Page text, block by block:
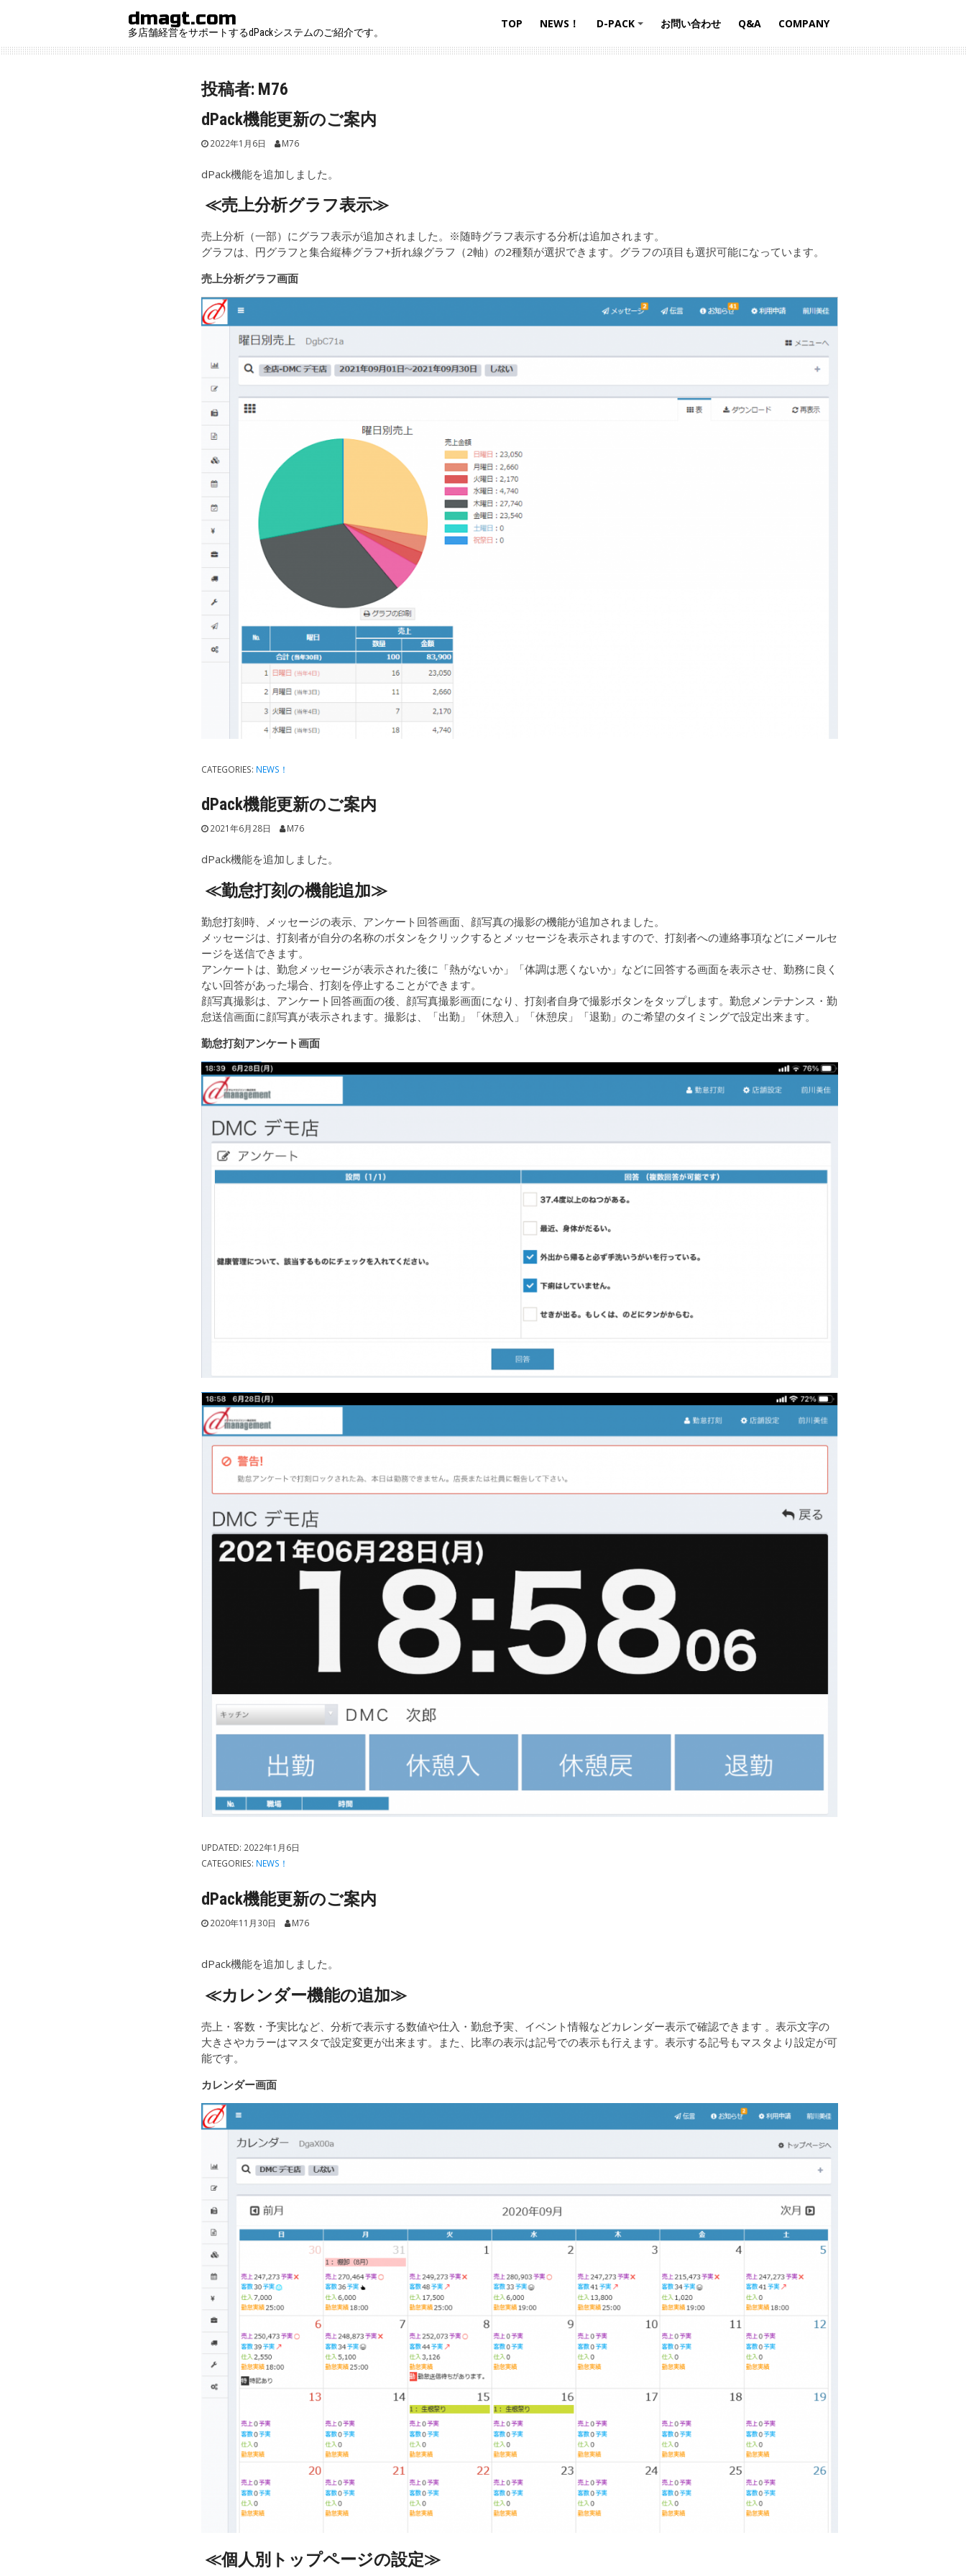
dmagt.com
多店舗経営をサポートするdPackシステムのご紹介です。
TOP
NEWS！
D-PACK お問い合わせ Q&A COMPANY
投稿者: M76
dPack機能更新のご案内
2022年1月6日 M76
dPack機能を追加しました。
≪売上分析グラフ表示≫
売上分析（一部）にグラフ表示が追加されました。※随時グラフ表示する分析は追加されます。
グラフは、円グラフと集合縦棒グラフ+折れ線グラフ（2軸）の2種類が選択できます。グラフの項目も選択可能になっています。
売上分析グラフ画面
CATEGORIES: NEWS！
dPack機能更新のご案内
2021年6月28日 M76
dPack機能を追加しました。
≪勤怠打刻の機能追加≫
勤怠打刻時、メッセージの表示、アンケート回答画面、顔写真の撮影の機能が追加されました。
メッセージは、打刻者が自分の名称のボタンをクリックするとメッセージを表示されますので、打刻者への連絡事項などにメールセ
ージを送信できます。
アンケートは、勤怠メッセージが表示された後に「熱がないか」「体調は悪くないか」などに回答する画面を表示させ、勤務に良く
ない回答があった場合、打刻を停止することができます。
顔写真撮影は、アンケート回答画面の後、顔写真撮影画面になり、打刻者自身で撮影ボタンをタップします。勤怠メンテナンス・勤
怠送信画面に顔写真が表示されます。撮影は、「出勤」「休憩入」「休憩戻」「退勤」のご希望のタイミングで設定出来ます。
勤怠打刻アンケート画面
UPDATED: 2022年1月6日
CATEGORIES: NEWS！
dPack機能更新のご案内
2020年11月30日 M76
dPack機能を追加しました。
≪カレンダー機能の追加≫
売上・客数・予実比など、分析で表示する数値や仕入・勤怠予実、イベント情報などカレンダー表示で確認できます 。表示文字の
大きさやカラーはマスタで設定変更が出来ます。また、比率の表示は記号での表示も行えます。表示する記号もマスタより設定が可
能です。
カレンダー画面
≪個人別トップページの設定≫